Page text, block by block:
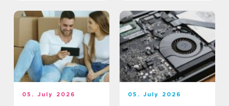
05. July 2026 05. July 2026